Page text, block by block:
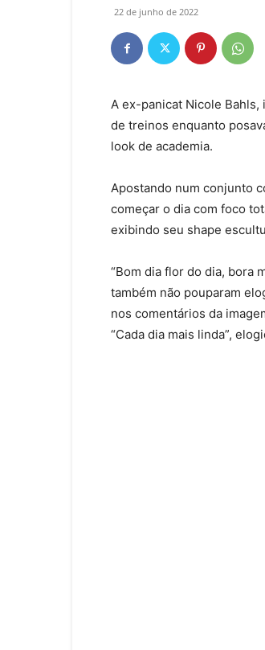
22 de junho de 2022
A ex-panicat Nicole
de treinos enquanto
look de academia.
Apostando num conjunto
começar o dia com foco
exibindo seu shape
“Bom dia flor do dia, bora
também não pouparam
nos comentários da
“Cada dia mais linda”,